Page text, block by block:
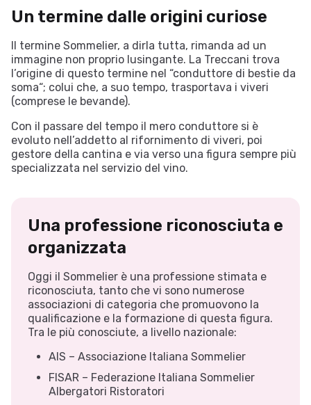
Un termine dalle origini curiose
Il termine Sommelier, a dirla tutta, rimanda ad un
immagine non proprio lusingante. La Treccani trova
l’origine di questo termine nel “conduttore di bestie da
soma“; colui che, a suo tempo, trasportava i viveri
(comprese le bevande).
Con il passare del tempo il mero conduttore si è
evoluto nell’addetto al rifornimento di viveri, poi
gestore della cantina e via verso una figura sempre più
specializzata nel servizio del vino.
Una professione riconosciuta e
organizzata
Oggi il Sommelier è una professione stimata e
riconosciuta, tanto che vi sono numerose
associazioni di categoria che promuovono la
qualificazione e la formazione di questa figura.
Tra le più conosciute, a livello nazionale:
AIS – Associazione Italiana Sommelier
FISAR – Federazione Italiana Sommelier
Albergatori Ristoratori